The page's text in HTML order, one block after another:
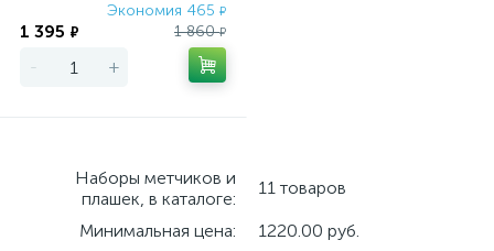
Экономия 465 ₽
1 395 ₽ 1 860₽
- +
Наборы метчиков и
плашек, в каталоге:
11 товаров
Минимальная цена:
1220.00 руб.